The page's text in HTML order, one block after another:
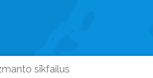
sīkfailus